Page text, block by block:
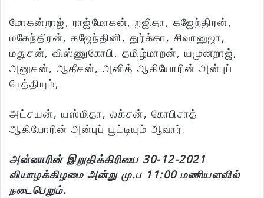
மோகன்றாஜ், ராஜ்மோகன், றஜிதா, கஜேந்திரன்,
மகேந்திரன், கஜேந்தினி, துர்க்கா, சிவானுஜா,
மதுசன், விஸ்ணுகோபி, தமிழ்மாறன், யமுனறாஜ்,
அனுசன், ஆதீசன், அனித் ஆகியோரின் அன்புப்
பேத்தியும்,
அட்சயன், யஸ்மிதா, லக்சன், கோபிசாத்
ஆகியோரின் அன்புப் பூட்டியும் ஆவார்.
அன்னாரின் இறுதிக்கிரியை 30-12-2021
வியாழக்கிழமை அன்று மு.ப 11:00 மணியளவில்
நடைபெறும்.